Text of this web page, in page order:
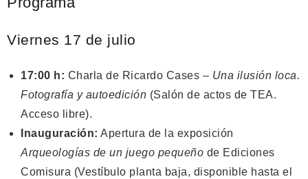
Viernes 17 de julio
17:00 h: Charla de Ricardo Cases – Una ilusión loca.
Fotografía y autoedición (Salón de actos de TEA.
Acceso libre).
Inauguración: Apertura de la exposición
Arqueologías de un juego pequeño de Ediciones
Comisura (Vestíbulo planta baja, disponible hasta el